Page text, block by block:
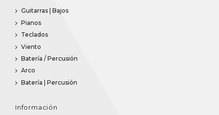
Guitarras | Bajos
Pianos
Teclados
Viento
Batería / Percusión
Arco
Batería | Percusión
Información